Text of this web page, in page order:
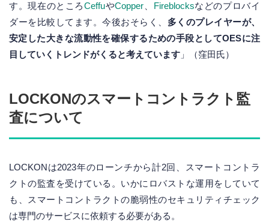
す。現在のところCeffuやCopper Fireblocksなどのプロバイ
ダーを比較してます。今後おそらく、 多くのプレイヤーが、
安定した大きな流動性を確保するための手段としてOESに注
目していくトレンドがくると考えています 」（窪田氏）
LOCKONのスマートコントラクト監
査について
LOCKONは2023年のローンチから計2回、スマートコントラ
クトの監査を受けている。いかにロバストな運用をしていて
も、スマートコントラクトの脆弱性のセキュリティチェック
は専門のサービスに依頼する必要がある。